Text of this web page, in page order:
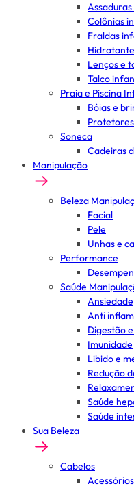
Colônias
Fraldas
Lenços e
Talco
Praia e Piscina
Bóias e
Soneca
Cadeiras
Manipulação
Beleza
Facial
Pele
Unhas e
Performance
Saúde
Ansiedade
Anti
Digestão
Imunidade
Libido e
Redução
Saúde
Saúde
Sua Beleza
Cabelos